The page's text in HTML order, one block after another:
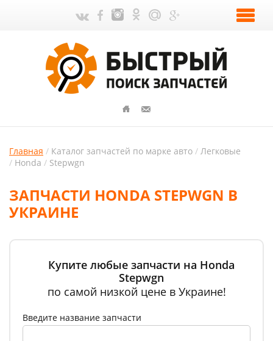
Главная Каталог запчастей по марке авто
Легковые
Honda
Stepwgn
ЗАПЧАСТИ HONDA STEPWGN В
УКРАИНЕ
Купите любые запчасти на Honda
Stepwgn
по самой низкой цене в Украине!
Введите название запчасти